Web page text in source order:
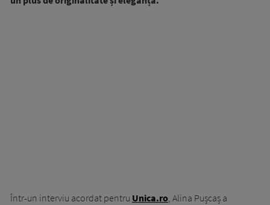
Într-un interviu acordat pentru Unica.ro, Alina Pușcaș a